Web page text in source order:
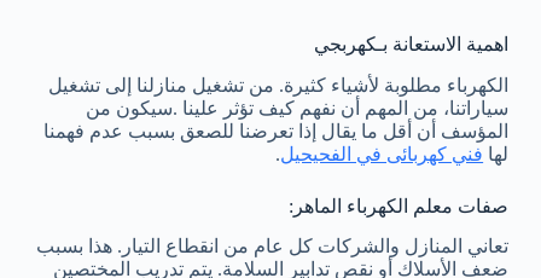
اهمية الاستعانة بـكهربجي
الكهرباء مطلوبة لأشياء كثيرة. من تشغيل منازلنا إلى تشغيل
سياراتنا، من المهم أن نفهم كيف تؤثر علينا .سيكون من
المؤسف أن أقل ما يقال إذا تعرضنا للصعق بسبب عدم فهمنا
لها فني كهربائى في الفحيحيل.
صفات معلم الكهرباء الماهر:
تعاني المنازل والشركات كل عام من انقطاع التيار. هذا بسبب
ضعف الأسلاك أو نقص تدابير السلامة. يتم تدريب المختصين